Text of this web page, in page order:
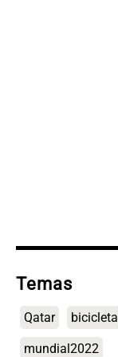
Temas
Qatar bicicleta
mundial2022